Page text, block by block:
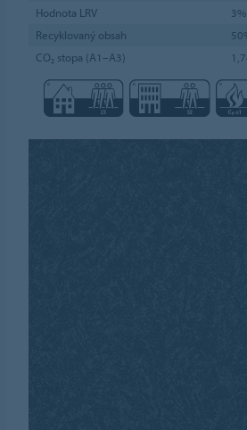
Hodnota LRV
3%
Recyklovaný obsah
CO₂ stopa (A1–A3)